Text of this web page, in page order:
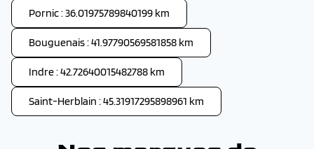
Pornic : 36.01975789840199 km
Bouguenais : 41.97790569581858 km
Indre : 42.72640015482788 km
Saint-Herblain : 45.31917295898961 km